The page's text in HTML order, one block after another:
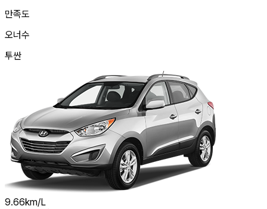
만족도
오너수
투싼
9.66km/L